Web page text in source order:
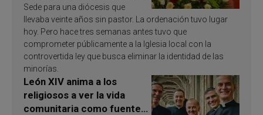
Sede para una diócesis que
llevaba veinte años sin pastor. La ordenación tuvo lugar
hoy. Pero hace tres semanas antes tuvo que
comprometer públicamente a la Iglesia local con la
controvertida ley que busca eliminar la identidad de las
minorías.
León XIV anima a los
religiosos a ver la vida
comunitaria como fuente